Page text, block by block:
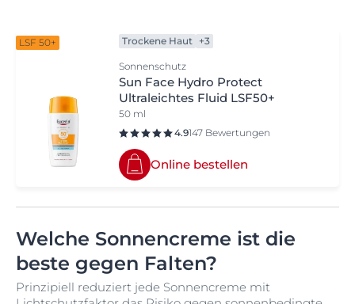
LSF 50+ Trockene Haut +3
Sonnenschutz
Sun Face Hydro Protect
Ultraleichtes Fluid LSF50+
50 ml
4.9147 Bewertungen
Online bestellen
Welche Sonnencreme ist die
beste gegen Falten?
Prinzipiell reduziert jede Sonnencreme mit